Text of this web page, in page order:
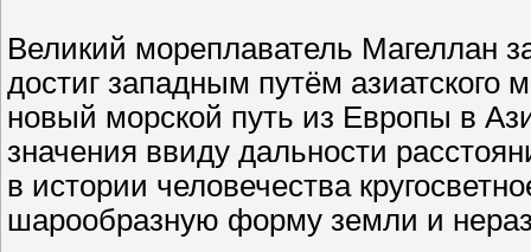
Великий мореплаватель Магеллан
достиг западным путём азиатского
новый морской путь из Европы в
значения ввиду дальности
в истории человечества
шарообразную форму земли и